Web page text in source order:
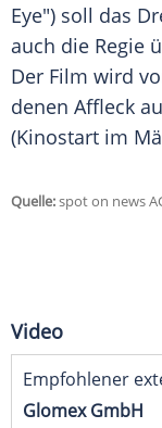
Eye") soll das
auch die Regie
Der Film wird
denen Affleck
(Kinostart im
Quelle:spot on news
Video
Empfohlener
Glomex GmbH